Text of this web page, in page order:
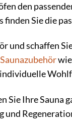
den
Sie die
und schaffen
Saunazubehörwie
Ihre Sauna
und